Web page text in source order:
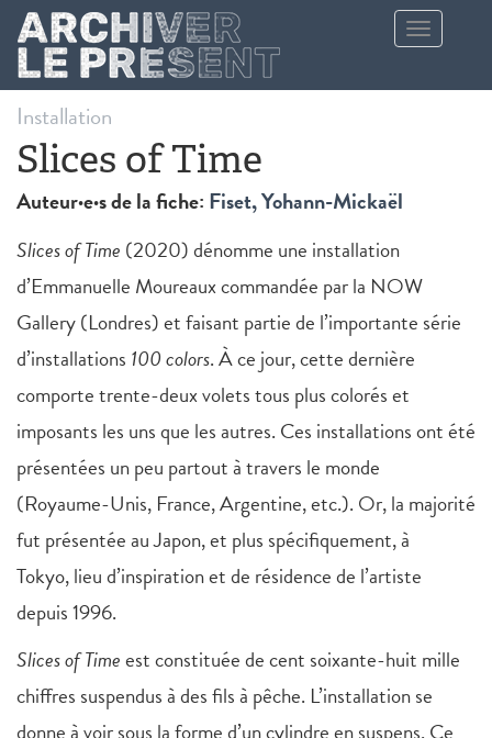
Aller au contenu principal
Toggle
navigation
Installation
Slices of Time
Auteur·e·s de la fiche: Fiset, Yohann-Mickaël
Slices of Time (2020) dénomme une installation
d’Emmanuelle Moureaux commandée par la NOW
Gallery (Londres) et faisant partie de l’importante série
d’installations 100 colors. À ce jour, cette dernière
comporte trente-deux volets tous plus colorés et
imposants les uns que les autres. Ces installations ont été
présentées un peu partout à travers le monde
(Royaume-Unis, France, Argentine, etc.). Or, la majorité
fut présentée au Japon, et plus spécifiquement, à
Tokyo, lieu d’inspiration et de résidence de l’artiste
depuis 1996.
Slices of Timeest constituée de cent soixante-huit mille
chiffres suspendus à des fils à pêche. L’installation se